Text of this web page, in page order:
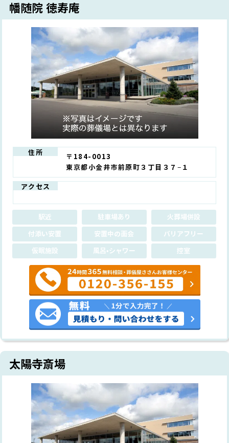
幡随院 徳寿庵
住所
〒184-0013
東京都小金井市前原町３丁目３７−１
アクセス
駅近 駐車場あり
火葬場併設
付添い安置
安置中の面会
バリアフリー
仮眠施設
風呂•シャワー 控室
太陽寺斎場